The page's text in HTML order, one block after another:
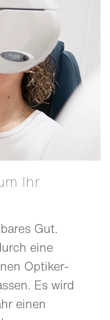
Gut.
eine
Optiker-
Es wird
einen